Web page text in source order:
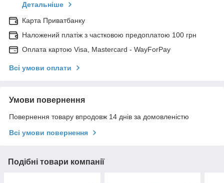
Детальніше
Карта Приватбанку
Наложений платіж з частковою предоплатою 100 грн
Оплата картою Visa, Mastercard - WayForPay
Всі умови оплати
Умови повернення
Повернення товару впродовж 14 днів за домовленістю
Всі умови повернення
Подібні товари компанії